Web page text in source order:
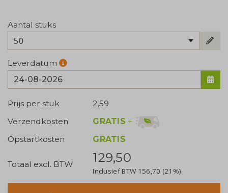
Aantal stuks
50
Leverdatum
Prijs per stuk
2,59
Verzendkosten
GRATIS +
Opstartkosten
GRATIS
Totaal excl. BTW 129,50
Inclusief BTW 156,70 (21%)